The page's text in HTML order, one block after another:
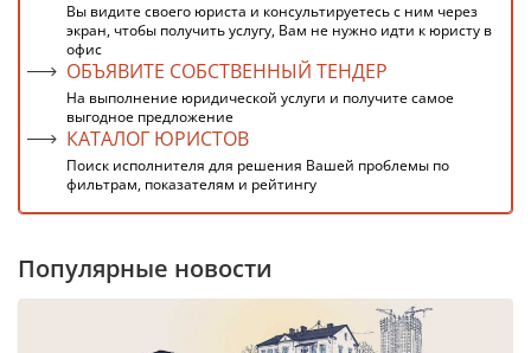
Вы видите своего юриста и консультируетесь с ним через
экран, чтобы получить услугу, Вам не нужно идти к юристу в
офис
ОБЪЯВИТЕ СОБСТВЕННЫЙ ТЕНДЕР
На выполнение юридической услуги и получите самое
выгодное предложение
КАТАЛОГ ЮРИСТОВ
Поиск исполнителя для решения Вашей проблемы по
фильтрам, показателям и рейтингу
Популярные новости